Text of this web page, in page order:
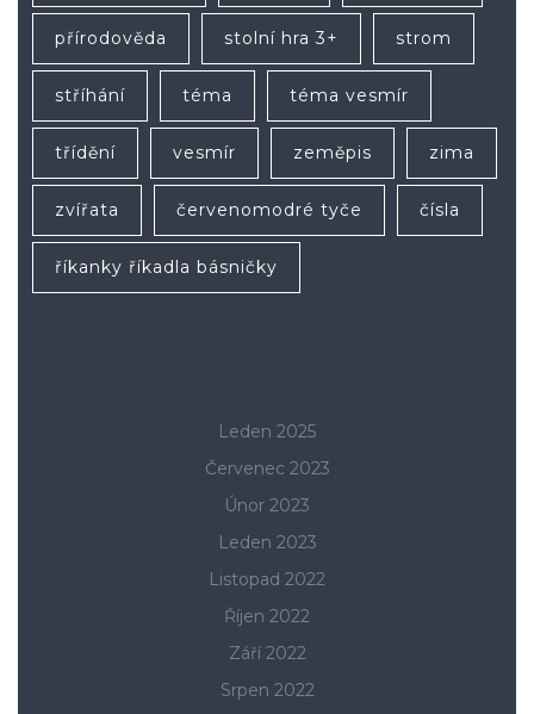
přírodověda stolní hra 3+ strom
stříhání téma téma vesmír
třídění vesmír zeměpis zima
zvířata červenomodré tyče čísla
říkanky říkadla básničky
Leden 2025
Červenec 2023
Únor 2023
Leden 2023
Listopad 2022
Říjen 2022
Září 2022
Srpen 2022